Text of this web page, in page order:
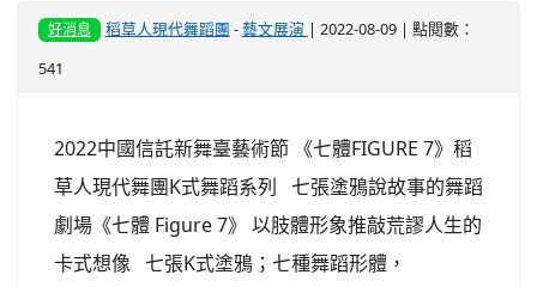
好消息 稻草人現代舞蹈團 -藝文展演 | 2022-08-09 | 點閱數：
541
2022中國信託新舞臺藝術節 《七體FIGURE 7》稻
草人現代舞團K式舞蹈系列 七張塗鴉說故事的舞蹈
劇場《七體 Figure 7》 以肢體形象推敲荒謬人生的
卡式想像 七張K式塗鴉；七種舞蹈形體，